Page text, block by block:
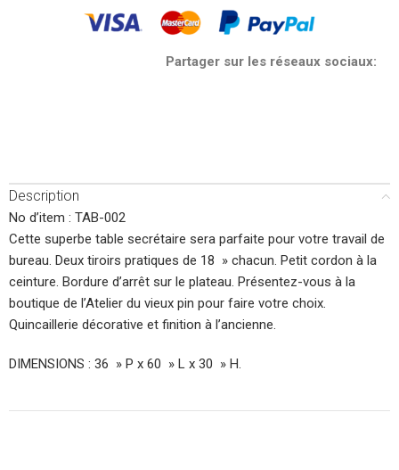
Partager sur les réseaux sociaux:
Description
No d’item : TAB-002
Cette superbe table secrétaire sera parfaite pour votre travail de
bureau. Deux tiroirs pratiques de 18 » chacun. Petit cordon à la
ceinture. Bordure d’arrêt sur le plateau. Présentez-vous à la
boutique de l’Atelier du vieux pin pour faire votre choix.
Quincaillerie décorative et finition à l’ancienne.
DIMENSIONS : 36 » P x 60 » L x 30 » H.